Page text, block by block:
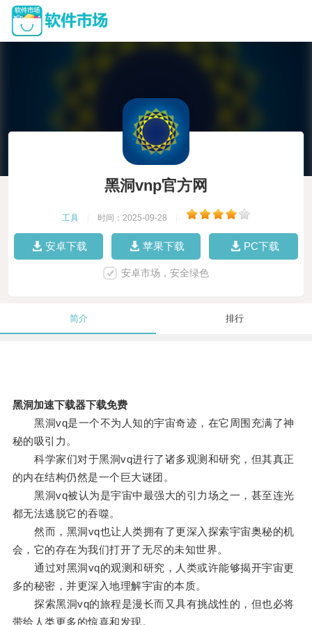
黑洞vnp官方网
工具 时间：2025-09-28
安卓下载 苹果下载 PC下载
安卓市场，安全绿色
简介 排行
黑洞加速下载器下载免费
黑洞vq是一个不为人知的宇宙奇迹，在它周围充满了神
秘的吸引力。
科学家们对于黑洞vq进行了诸多观测和研究，但其真正
的内在结构仍然是一个巨大谜团。
黑洞vq被认为是宇宙中最强大的引力场之一，甚至连光
都无法逃脱它的吞噬。
然而，黑洞vq也让人类拥有了更深入探索宇宙奥秘的机
会，它的存在为我们打开了无尽的未知世界。
通过对黑洞vq的观测和研究，人类或许能够揭开宇宙更
多的秘密，并更深入地理解宇宙的本质。
探索黑洞vq的旅程是漫长而又具有挑战性的，但也必将
带给人类更多的惊喜和发现。